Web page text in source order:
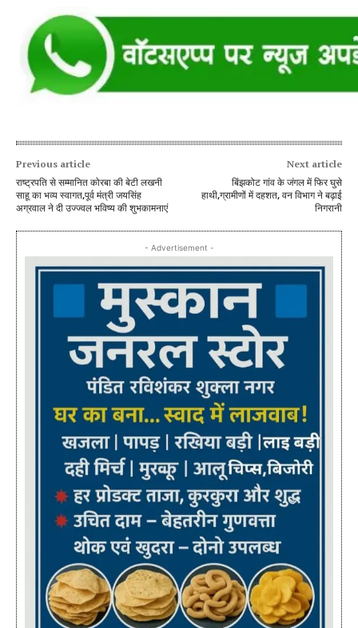
Previous article
राष्ट्रपति से सम्मानित कोरबा की बेटी लखनी
साहू का भव्य स्वागत,पूर्व मंत्री जयसिंह
अग्रवाल ने दी उज्ज्वल भविष्य की शुभकामनाएं
Next article
बिंझकोट गांव के जंगल में फिर घुसे
हाथी,ग्रामीणों में दहशत, वन विभाग ने बढ़ाई
निगरानी
- Advertisement -